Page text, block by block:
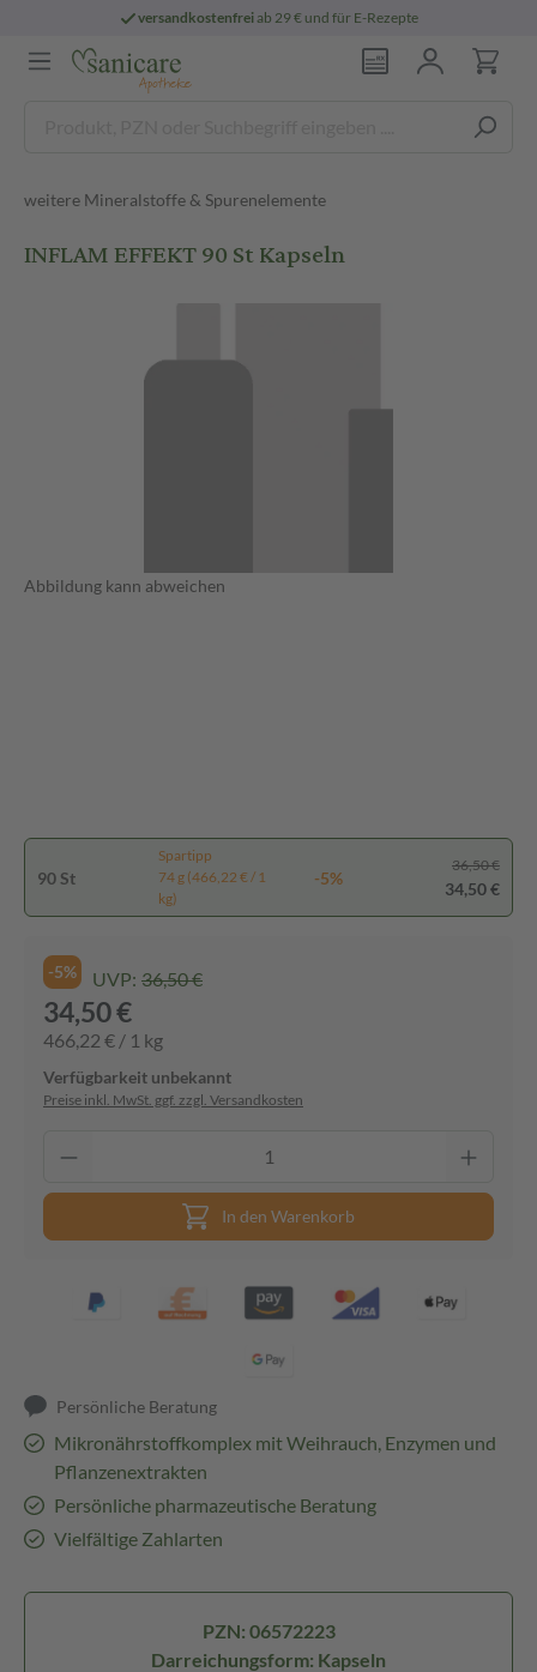
versandkostenfreiab 29 € und für E-Rezepte
weitere Mineralstoffe & Spurenelemente
INFLAM EFFEKT 90 St Kapseln
Abbildung kann abweichen
90 St
Spartipp
74 g (466,22 € / 1
kg)
-5%
36,50 €
34,50 €
-5% UVP: 36,50 €
34,50 €
466,22 € / 1 kg
Verfügbarkeit unbekannt
Preise inkl. MwSt. ggf. zzgl. Versandkosten
In den Warenkorb
Persönliche Beratung
Mikronährstoffkomplex mit Weihrauch, Enzymen und
Pflanzenextrakten
Persönliche pharmazeutische Beratung
Vielfältige Zahlarten
PZN: 06572223
Darreichungsform: Kapseln